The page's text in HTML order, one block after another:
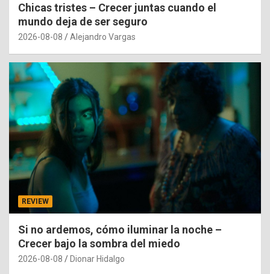
Chicas tristes – Crecer juntas cuando el
mundo deja de ser seguro
2026-08-08 Alejandro Vargas
REVIEW
Si no ardemos, cómo iluminar la noche –
Crecer bajo la sombra del miedo
2026-08-08 Dionar Hidalgo